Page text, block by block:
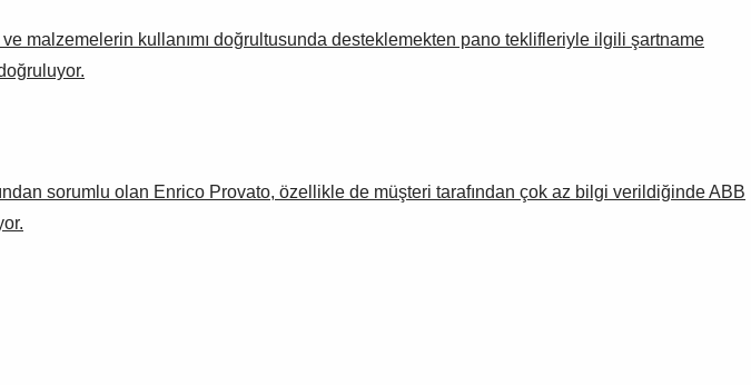
malzemelerin kullanımı doğrultusunda desteklemekten pano teklifleriyle ilgili şartname
sorumlu olan Enrico Provato, özellikle de müşteri tarafından çok az bilgi verildiğinde ABB